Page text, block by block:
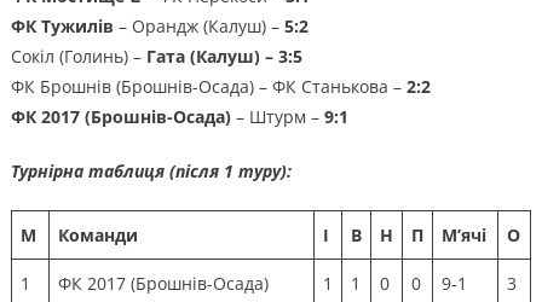
ФК Тужилів – Орандж (Калуш) – 5:2
Сокіл (Голинь) – Гата (Калуш) – 3:5
ФК Брошнів (Брошнів-Осада) – ФК Станькова – 2:2
ФК 2017 (Брошнів-Осада)– Штурм – 9:1
Турнірна таблиця (після 1 туру):
М Команди І В Н П М’ячі О
1 ФК 2017 (Брошнів-Осада) 1 1 0 0 9-1 3